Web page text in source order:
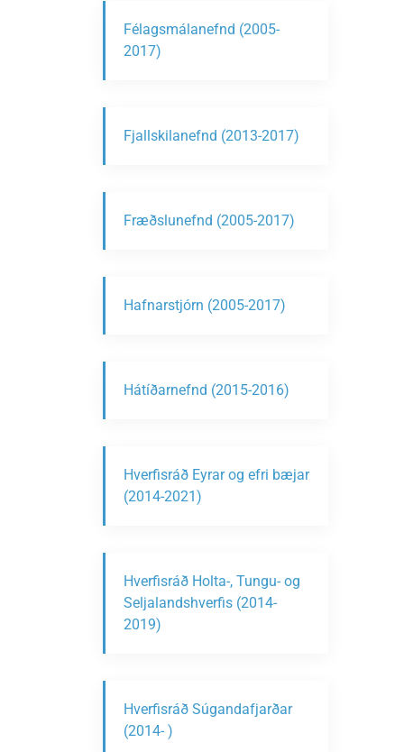
Félagsmálanefnd (2005-
2017)
Fjallskilanefnd (2013-2017)
Fræðslunefnd (2005-2017)
Hafnarstjórn (2005-2017)
Hátíðarnefnd (2015-2016)
Hverfisráð Eyrar og efri bæjar
(2014-2021)
Hverfisráð Holta-, Tungu- og
Seljalandshverfis (2014-
2019)
Hverfisráð Súgandafjarðar
(2014- )